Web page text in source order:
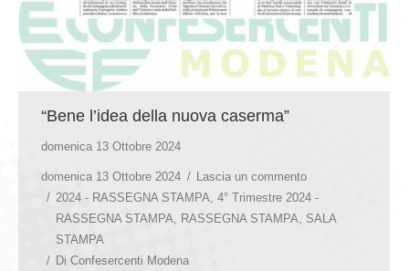
“Bene l’idea della nuova caserma”
domenica 13 Ottobre 2024
domenica 13 Ottobre 2024
Lascia un commento
2024 - RASSEGNA STAMPA 4° Trimestre 2024 -
RASSEGNA STAMPA
RASSEGNA STAMPA
SALA
STAMPA
Di Confesercenti Modena